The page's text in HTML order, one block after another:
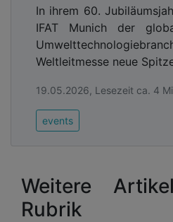
In ihrem 60.
IFAT Munich der
Weltleitmesse neue
19.05.2026, Lesezeit ca. 4
events
Weitere
Rubrik